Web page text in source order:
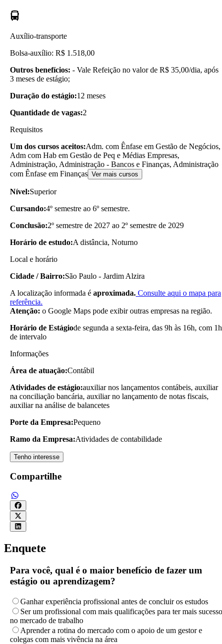
Auxílio-transporte
Bolsa-auxílio: R$ 1.518,00
Outros benefícios: - Vale Refeição no valor de R$ 35,00/dia, após
3 meses de estágio;
Duração do estágio:12 meses
Quantidade de vagas:2
Requisitos
Um dos cursos aceitos:Adm. com Ênfase em Gestão de Negócios,
Adm com Hab em Gestão de Peq e Médias Empresas,
Administração, Administração - Bancos e Finanças, Administração
com Ênfase em Finanças Ver mais cursos
Nível:Superior
Cursando:4º semestre ao 6º semestre.
Conclusão:2º semestre de 2027 ao 2º semestre de 2029
Horário de estudo:A distância, Noturno
Local e horário
Cidade / Bairro:São Paulo - Jardim Alzira
A localização informada é aproximada. Consulte aqui o mapa para
referência.
Atenção: o Google Maps pode exibir outras empresas na região.
Horário de Estágiode segunda a sexta-feira, das 9h às 16h, com 1h
de intervalo
Informações
Área de atuação:Contábil
Atividades de estágio:auxiliar nos lançamentos contábeis, auxiliar
na conciliação bancária, auxiliar no lançamento de notas fiscais,
auxiliar na análise de balancetes
Porte da Empresa:Pequeno
Ramo da Empresa:Atividades de contabilidade
Tenho interesse
Compartilhe
Enquete
Para você, qual é o maior benefício de fazer um
estágio ou aprendizagem?
Ganhar experiência profissional antes de concluir os estudos
Ser um profissional com mais qualificações para ter mais sucesso
no mercado de trabalho
Aprender a rotina do mercado com o apoio de um gestor e
colegas com mais vivência na área